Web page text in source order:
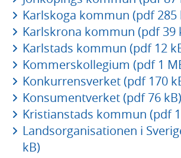
Karlskoga kommun (pdf 285
Karlskrona kommun (pdf 39
Karlstads kommun (pdf 12
Kommerskollegium (pdf 1
Konkurrensverket (pdf 170
Konsumentverket (pdf 76 kB)
Kristianstads kommun (pdf
Landsorganisationen i
kB)